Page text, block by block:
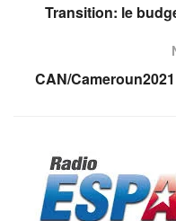
Transition: le
CAN/